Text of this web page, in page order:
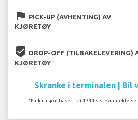
flag PICK-UP (AVHENTING) AV
KJØRETØY
beenhere DROP-OFF (TILBAKELEVERING)
KJØRETØY
Skranke i terminalen | Bil
*Kalkulasjon basert på 1341 siste